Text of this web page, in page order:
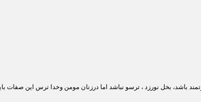
باشد، بخل نورزد ، ترسو نباشد اما درزنان مومن وخدا ترس این صفات